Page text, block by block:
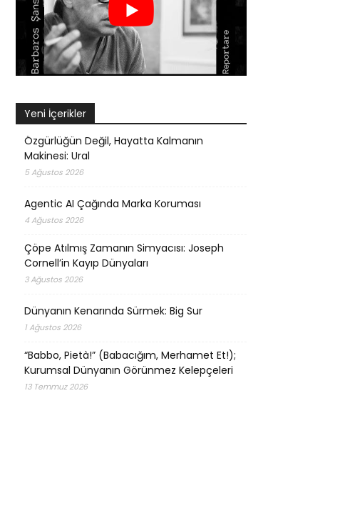
Yeni İçerikler
Özgürlüğün Değil, Hayatta Kalmanın
Makinesi: Ural
5 Ağustos 2026
Agentic AI Çağında Marka Koruması
4 Ağustos 2026
Çöpe Atılmış Zamanın Simyacısı: Joseph
Cornell’in Kayıp Dünyaları
3 Ağustos 2026
Dünyanın Kenarında Sürmek: Big Sur
1 Ağustos 2026
“Babbo, Pietà!” (Babacığım, Merhamet Et!);
Kurumsal Dünyanın Görünmez Kelepçeleri
13 Temmuz 2026